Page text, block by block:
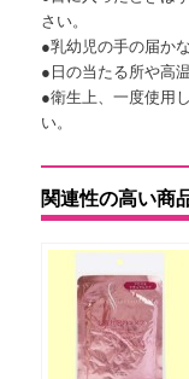
さい。
●乳幼児の手の届か
●日の当たる所や高
●衛生上、一度使用
い。
関連性の高い商